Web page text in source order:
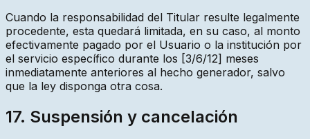
Cuando la responsabilidad del Titular resulte legalmente
procedente, esta quedará limitada, en su caso, al monto
efectivamente pagado por el Usuario o la institución por
el servicio específico durante los [3/6/12] meses
inmediatamente anteriores al hecho generador, salvo
que la ley disponga otra cosa.
17. Suspensión y cancelación